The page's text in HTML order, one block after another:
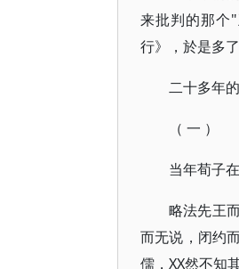
来批判的那个
行》，於是多
二十多年
（ 一 ）
当年荀子
略法先王
而无说，闭约
儒，XX然不知